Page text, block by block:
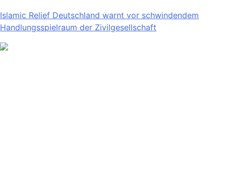
Islamic Relief Deutschland warnt vor schwindendem
Handlungsspielraum der Zivilgesellschaft